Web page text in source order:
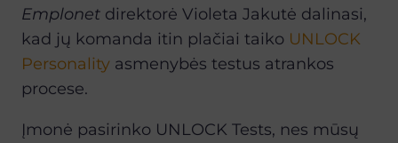
Emplonet direktorė Violeta Jakutė dalinasi,
kad jų komanda itin plačiai taiko UNLOCK
Personality asmenybės testus atrankos
procese.
Įmonė pasirinko UNLOCK Tests, nes mūsų